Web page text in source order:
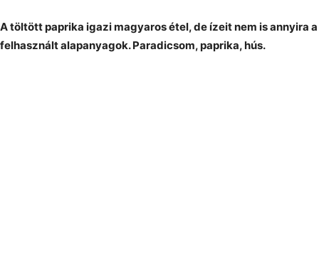
A töltött paprika igazi magyaros étel, de ízeit nem is annyira
felhasznált alapanyagok. Paradicsom, paprika, hús.